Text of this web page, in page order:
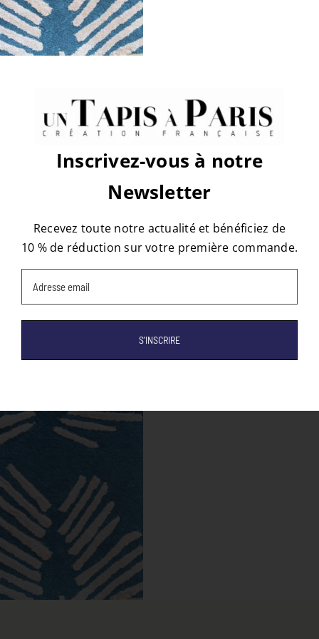
Partapis | mars 12th, 2019 | Commentaires fermés
Platform!
Facebook
X RedditLinkedInWhatsApp
TumblrPinterest
Vk Email
À propos de l'auteur :tapis
Inscrivez-vous à notre
Newsletter
Recevez toute notre actualité et bénéficiez de
10 % de réduction sur votre première commande.